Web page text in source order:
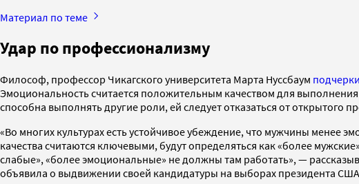
Материал по теме
Удар по профессионализму
Философ, профессор Чикагского университета Марта Нуссбаум
Эмоциональность считается положительным качеством для
способна выполнять другие роли, ей следует отказаться от открытого
«Во многих культурах есть устойчивое убеждение, что мужчины менее
качества считаются ключевыми, будут определяться как «более
слабые», «более эмоциональные» не должны там работать», —
объявила о выдвижении своей кандидатуры на выборах президента